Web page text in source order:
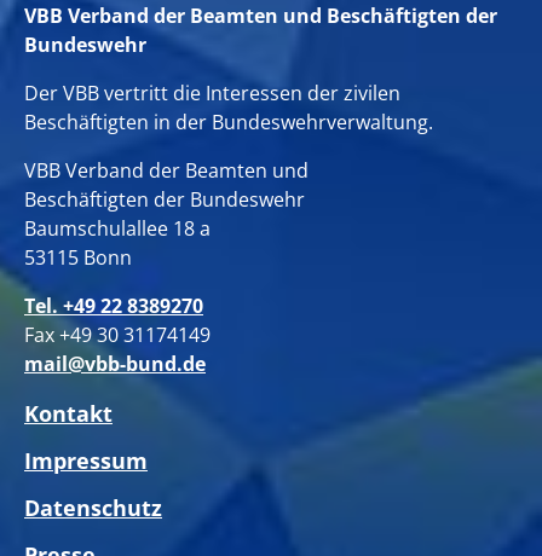
VBB Verband der Beamten und Beschäftigten der
Bundeswehr
Der VBB vertritt die Interessen der zivilen
Beschäftigten in der Bundeswehrverwaltung.
VBB Verband der Beamten und
Beschäftigten der Bundeswehr
Baumschulallee 18 a
53115 Bonn
Tel. +49 22 8389270
Fax +49 30 31174149
mail@vbb-bund.de
Kontakt
Impressum
Datenschutz